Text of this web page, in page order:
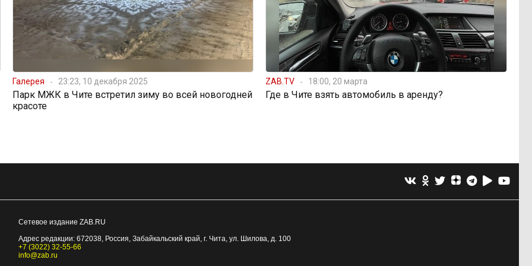
Галерея 23:23, 10 декабря 2025
Парк МЖК в Чите встретил зиму во всей новогодней
красоте
ZAB.TV 18:00, 20 марта
Где в Чите взять автомобиль в аренду?
Сетевое издание ZAB.RU
Адрес редакции: 672038, Россия, Забайкальский край, г. Чита, ул. Шилова, д. 100
+7 (3022) 32-55-66
info@zab.ru